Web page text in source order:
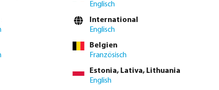
Bitte oderkontaktieren Sie den Vertrieb
Englisch
International
Englisch
Belgien
Französisch
Estonia, Lativa, Lithuania
English